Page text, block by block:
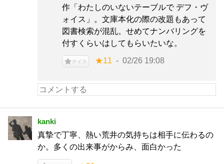
作「わたしのいないテーブルで デフ・ヴ
ォイス」。文庫本化の際の改題もあって
図書検索が混乱。せめてナンバリングを
付すくらいはしてもらいたいな。
ナイス ★11 02/26 19:08
kanki
真摯で丁寧、熱い荒井の気持ちは相手に伝わるの
か。多くの出来事がからみ、面白かった